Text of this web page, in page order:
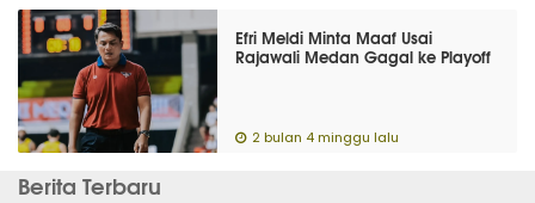
Efri Meldi Minta Maaf Usai
Rajawali Medan Gagal ke Playoff
2 bulan 4 minggu lalu
Berita Terbaru